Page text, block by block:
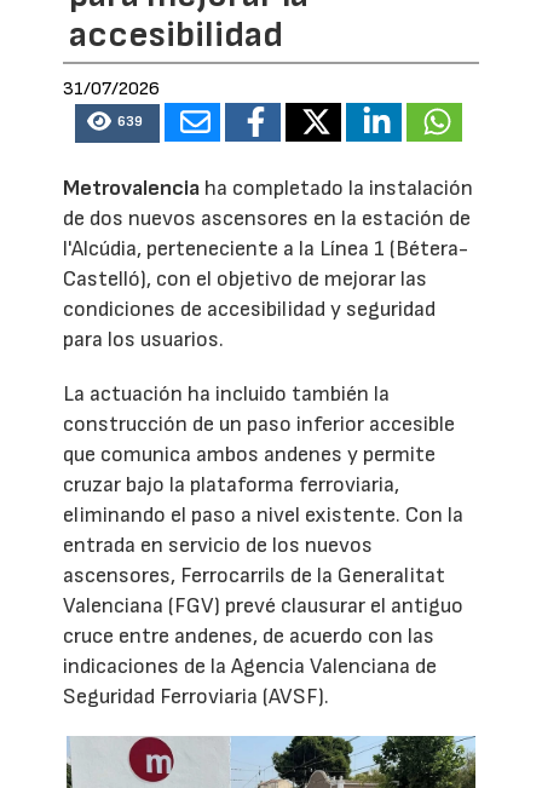
accesibilidad
31/07/2026
639
Metrovalencia ha completado la instalación
de dos nuevos ascensores en la estación de
l'Alcúdia, perteneciente a la Línea 1 (Bétera-
Castelló), con el objetivo de mejorar las
condiciones de accesibilidad y seguridad
para los usuarios.
La actuación ha incluido también la
construcción de un paso inferior accesible
que comunica ambos andenes y permite
cruzar bajo la plataforma ferroviaria,
eliminando el paso a nivel existente. Con la
entrada en servicio de los nuevos
ascensores, Ferrocarrils de la Generalitat
Valenciana (FGV) prevé clausurar el antiguo
cruce entre andenes, de acuerdo con las
indicaciones de la Agencia Valenciana de
Seguridad Ferroviaria (AVSF).